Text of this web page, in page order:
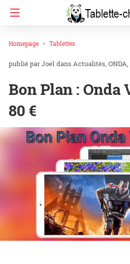
Homepage Tablettes
Joel dans Actualités ONDA
Bon Plan : Onda
80 €